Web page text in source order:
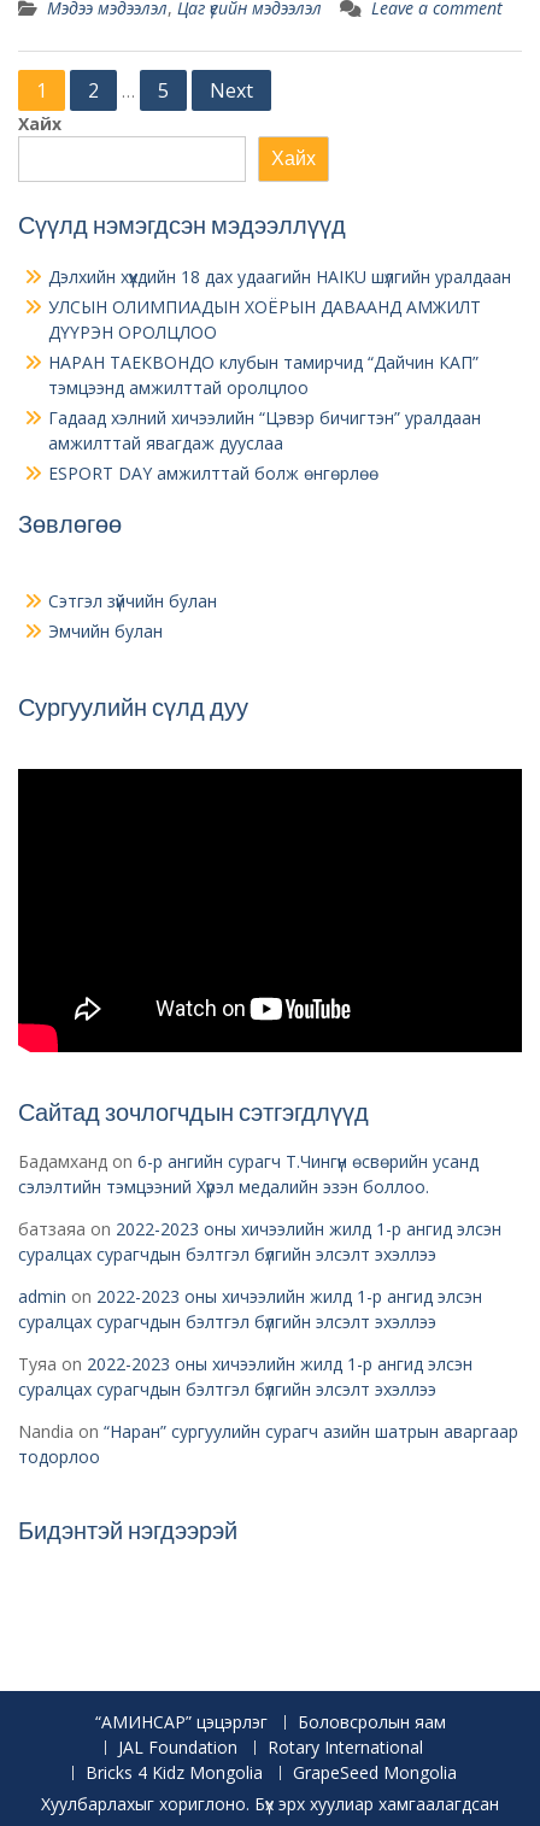
Мэдээ мэдээлэл, Цаг үеийн мэдээлэл Leave a comment
Posts
pagination
1 2 … 5 Next
Хайх
Хайх
Сүүлд нэмэгдсэн мэдээллүүд
Дэлхийн хүүхдийн 18 дах удаагийн HAIKU шүлгийн уралдаан
УЛСЫН ОЛИМПИАДЫН ХОЁРЫН ДАВААНД АМЖИЛТ
ДҮҮРЭН ОРОЛЦЛОО
НАРАН ТАЕКВОНДО клубын тамирчид “Дайчин КАП”
тэмцээнд амжилттай оролцлоо
Гадаад хэлний хичээлийн “Цэвэр бичигтэн” уралдаан
амжилттай явагдаж дууслаа
ESPORT DAY амжилттай болж өнгөрлөө
Зөвлөгөө
Сэтгэл зүйчийн булан
Эмчийн булан
Сургуулийн сүлд дуу
Сайтад зочлогчдын сэтгэгдлүүд
Бадамханд on 6-р ангийн сурагч Т.Чингүн өсвөрийн усанд
сэлэлтийн тэмцээний Хүрэл медалийн эзэн боллоо.
батзаяа on 2022-2023 оны хичээлийн жилд 1-р ангид элсэн
суралцах сурагчдын бэлтгэл бүлгийн элсэлт эхэллээ
admin on 2022-2023 оны хичээлийн жилд 1-р ангид элсэн
суралцах сурагчдын бэлтгэл бүлгийн элсэлт эхэллээ
Туяа on 2022-2023 оны хичээлийн жилд 1-р ангид элсэн
суралцах сурагчдын бэлтгэл бүлгийн элсэлт эхэллээ
Nandia on “Наран” сургуулийн сурагч азийн шатрын аваргаар
тодорлоо
Бидэнтэй нэгдээрэй
“АМИНСАР” цэцэрлэг
Боловсролын яам
JAL Foundation
Rotary International
Bricks 4 Kidz Mongolia
GrapeSeed Mongolia
Хуулбарлахыг хориглоно. Бүх эрх хуулиар хамгаалагдсан